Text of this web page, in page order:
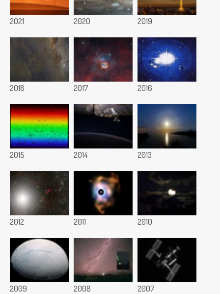
2021 2020 2019
2018 2017 2016
2015 2014 2013
2012 2011 2010
2009 2008 2007